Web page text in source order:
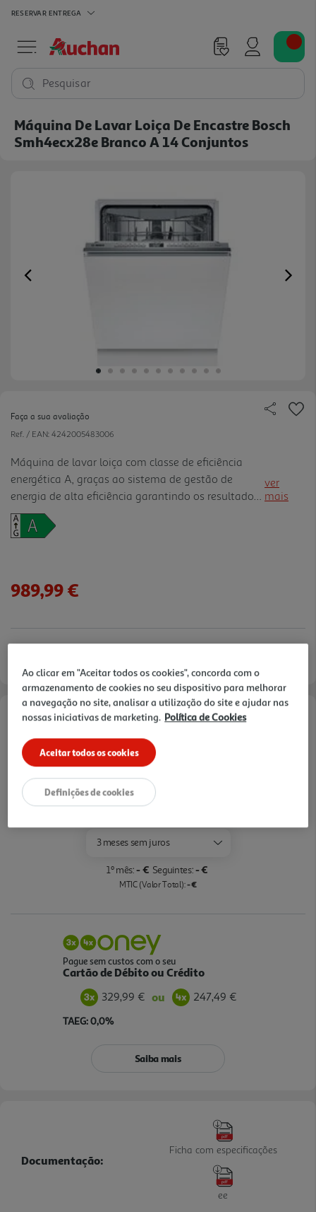
RESERVAR ENTREGA
Pesquisar
Máquina De Lavar Loiça De Encastre Bosch
Smh4ecx28e Branco A 14 Conjuntos
Previous
Faça a sua avaliação
Ref. / EAN: 4242005483006
Máquina de lavar loiça com classe de eficiência
energética A, graças ao sistema de gestão de
energia de alta eficiência garantindo os resultados
perfeitos, Função Extra Secagem: proporciona uma
secagem extra para resultados perfeitos, Nível de
carregamento fácil da loiça, Gaveta Vario: a
utensílios de cozinha, Sistema Ra ckmatic: cesto
superior regulável em altura em 3 posições
ver
mais
989,99 €
Opções de Financiamento
TAEG: 18,4%
Pague com o seu
Cartão Oney Auchan
saiba mais >
3 meses sem juros
1º mês:- € Seguintes:- €
MTIC (Valor Total):- €
Pague sem custos com o seu
Cartão de Débito ou Crédito
329,99 € ou 247,49 €
TAEG: 0,0%
Saiba mais
Documentação:
Ficha com especificações
ee
Ao clicar em "Aceitar todos os cookies", concorda com o
armazenamento de cookies no seu dispositivo para melhorar
a navegação no site, analisar a utilização do site e ajudar nas
nossas iniciativas de marketing. Política de Cookies
Aceitar todos os cookies
Definições de cookies